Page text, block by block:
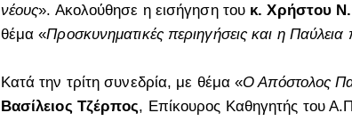
νέους». Ακολούθησε η εισήγηση του κ. Χρήστου
θέμα «Προσκυνηματικές περιηγήσεις και η
Κατά την τρίτη συνεδρία, με θέμα «Ο Απόστολος
Βασίλειος Τζέρπος, Επίκουρος Καθηγητής του